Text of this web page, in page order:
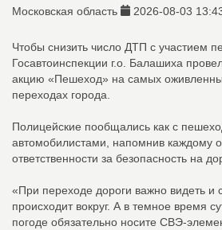
Московская область 2026-08-03
Чтобы снизить число ДТП с участием
Госавтоинспекции г.о. Балашиха
акцию «Пешеход» на самых
переходах города.
Полицейские пообщались как с
автомобилистами, напомнив каждому
ответственности за безопасность на
«При переходе дороги важно видеть и
происходит вокруг. А в темное время
погоде обязательно носите СВЭ-